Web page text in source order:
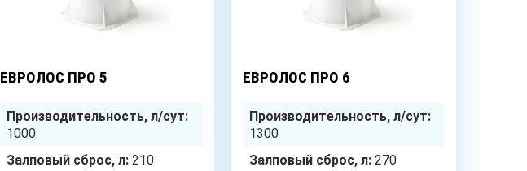
ЕВРОЛОС ПРО 5
Производительность, л/сут:
1000
Залповый сброс, л: 210
ЕВРОЛОС ПРО 6
Производительность, л/сут:
1300
Залповый сброс, л:270